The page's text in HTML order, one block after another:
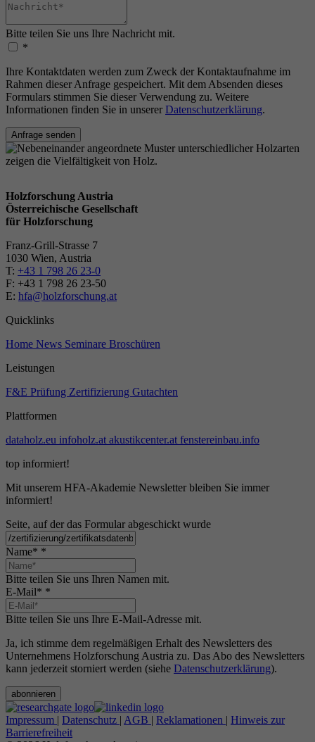
Bitte teilen Sie uns Ihre Nachricht mit.
*
Ihre Kontaktdaten werden zum Zweck der Kontaktaufnahme im
Rahmen dieser Anfrage gespeichert. Mit dem Absenden dieses
Formulars stimmen Sie dieser Verwendung zu. Weitere
Informationen finden Sie in unserer Datenschutzerklärung.
Anfrage senden
Holzforschung Austria
Österreichische Gesellschaft
für Holzforschung
Franz-Grill-Strasse 7
1030 Wien, Austria
T: +43 1 798 26 23-0
​​F: +43 1 798 26 23-50
E: hfa@holzforschung.at
Quicklinks
Home News Seminare Broschüren
Leistungen
F&E Prüfung Zertifizierung Gutachten
Plattformen
dataholz.eu infoholz.at akustikcenter.at fenstereinbau.info
top informiert!
Mit unserem HFA-Akademie Newsletter bleiben Sie immer
informiert!
Seite, auf der das Formular abgeschickt wurde
Name* *
Bitte teilen Sie uns Ihren Namen mit.
E-Mail* *
Bitte teilen Sie uns Ihre E-Mail-Adresse mit.
Ja, ich stimme dem regelmäßigen Erhalt des Newsletters des
Unternehmens Holzforschung Austria zu. Das Abo des Newsletters
kann jederzeit storniert werden (siehe Datenschutzerklärung).
abonnieren
Impressum | Datenschutz | AGB | Reklamationen | Hinweis zur
Barrierefreiheit